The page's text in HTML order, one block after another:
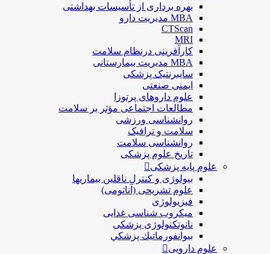
بهره برداری از تأسیسات بهداشتی
MBA مدیریت دارو
CTScan
MRI
کارآفرینی درنظام سلامت
MBA مدیریت بیمارستانی
سایبرنتیک پزشکی
ایمنی صنعتی
علوم داروهای پرتوزا
مطالعات اجتماعی مؤثر بر سلامت
روانشناسی ورزشی
سلامت و ترافیک
روانشناسی سلامت
تاریخ علوم پزشکی
علوم پایه پزشکی
بیولوژی و کنترل ناقلین بیماریها
علوم تشریحی (آناتومی)
فیزیولوژی
ميكروب شناسی غذایی
نانوتکنولوژی پزشکی
بيوانفورماتيك پزشكي
علوم دارویی